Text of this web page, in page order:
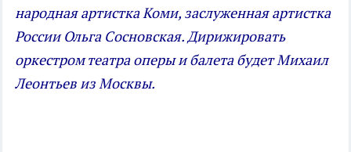
народная артистка Коми, заслуженная артистка
России Ольга Сосновская. Дирижировать
оркестром театра оперы и балета будет Михаил
Леонтьев из Москвы.